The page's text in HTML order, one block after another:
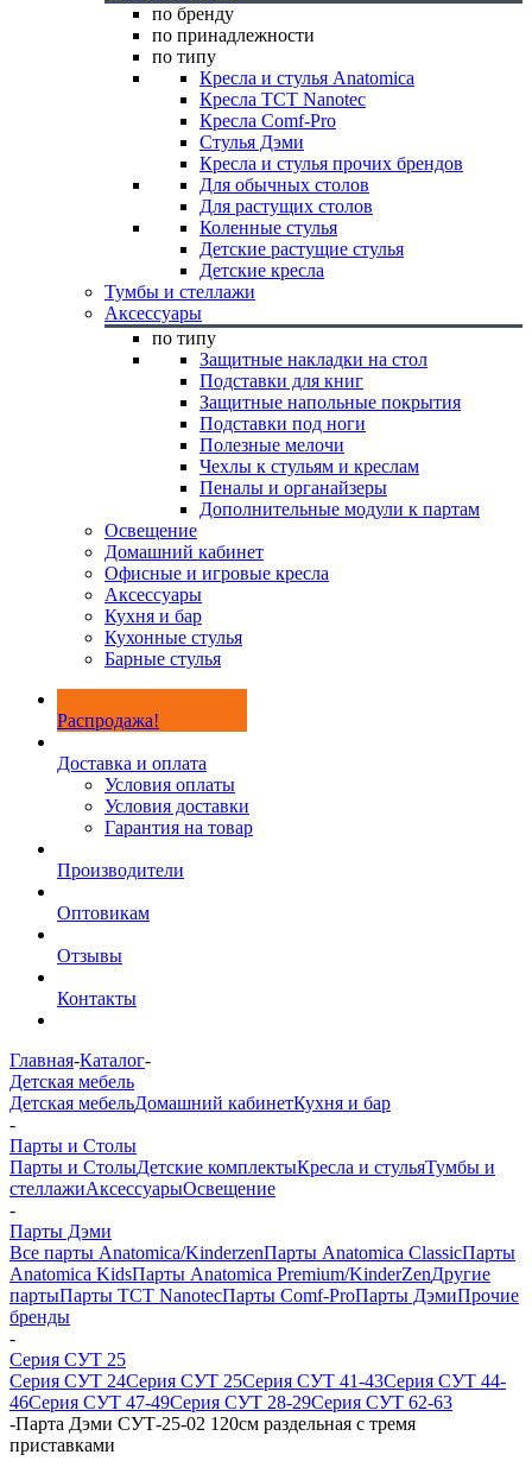
по бренду
по принадлежности
по типу
Кресла и стулья Anatomica
Кресла TCT Nanotec
Кресла Comf-Pro
Стулья Дэми
Кресла и стулья прочих брендов
Для обычных столов
Для растущих столов
Коленные стулья
Детские растущие стулья
Детские кресла
Тумбы и стеллажи
Аксессуары
по типу
Защитные накладки на стол
Подставки для книг
Защитные напольные покрытия
Подставки под ноги
Полезные мелочи
Чехлы к стульям и креслам
Пеналы и органайзеры
Дополнительные модули к партам
Освещение
Домашний кабинет
Офисные и игровые кресла
Аксессуары
Кухня и бар
Кухонные стулья
Барные стулья
Распродажа!
Доставка и оплата
Условия оплаты
Условия доставки
Гарантия на товар
Производители
Оптовикам
Отзывы
Контакты
Главная-Каталог-
Детская мебель
Детская мебельДомашний кабинетКухня и бар
-
Парты и Столы
Парты и СтолыДетские комплектыКресла и стульяТумбы и
стеллажиАксессуарыОсвещение
-
Парты Дэми
Все парты Anatomica/KinderzenПарты Anatomica ClassicПарты
Anatomica KidsПарты Anatomica Premium/KinderZenДругие
партыПарты TCT NanotecПарты Comf-ProПарты ДэмиПрочие
бренды
-
Серия СУТ 25
Серия СУТ 24Серия СУТ 25Серия СУТ 41-43Серия СУТ 44-
46Серия СУТ 47-49Серия СУТ 28-29Серия СУТ 62-63
-Парта Дэми СУТ-25-02 120см раздельная с тремя
приставками